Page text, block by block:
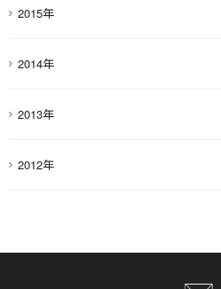
2015年
2014年
2013年
2012年